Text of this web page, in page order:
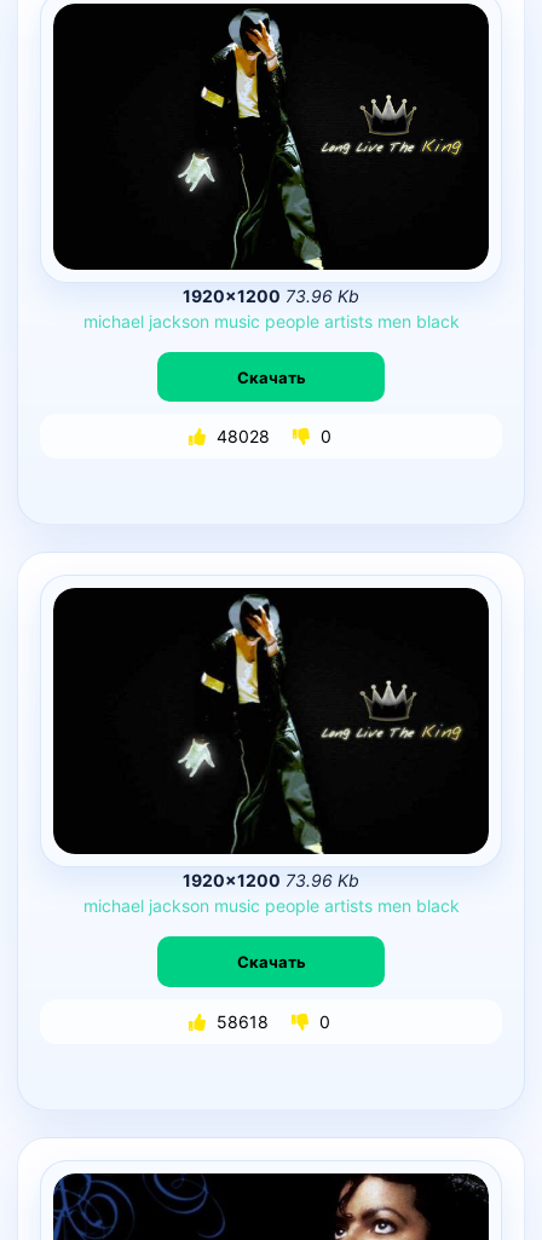
1920×1200 73.96 Kb
michael jackson music people artists men black
Скачать
48028 0
1920×1200 73.96 Kb
michael jackson music people artists men black
Скачать
58618 0